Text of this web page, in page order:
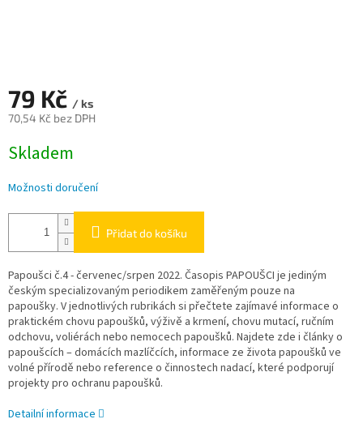
79 Kč / ks
70,54 Kč bez DPH
cena:
Skladem
Možnosti doručení
Přidat do košíku
Papoušci č.4 - červenec/srpen 2022. Časopis PAPOUŠCI je jediným
českým specializovaným periodikem zaměřeným pouze na
papoušky. V jednotlivých rubrikách si přečtete zajímavé informace o
praktickém chovu papoušků, výživě a krmení, chovu mutací, ručním
odchovu, voliérách nebo nemocech papoušků. Najdete zde i články o
papoušcích – domácích mazlíčcích, informace ze života papoušků ve
volné přírodě nebo reference o činnostech nadací, které podporují
projekty pro ochranu papoušků.
Detailní informace